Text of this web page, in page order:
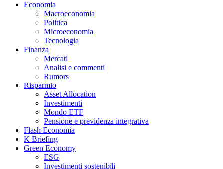
Economia
Macroeconomia
Politica
Microeconomia
Tecnologia
Finanza
Mercati
Analisi e commenti
Rumors
Risparmio
Asset Allocation
Investimenti
Mondo ETF
Pensione e previdenza integrativa
Flash Economia
K Briefing
Green Economy
ESG
Investimenti sostenibili